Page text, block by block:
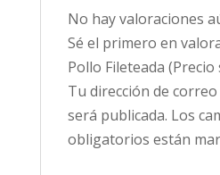
No hay valoraciones
Sé el primero en
Pollo Fileteada (Precio
Tu dirección de
será publicada. Los
obligatorios están